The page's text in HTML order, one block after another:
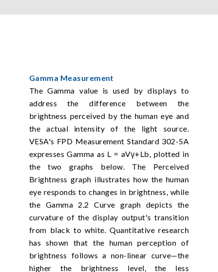
Gamma Measurement
The Gamma value is used by displays to
address the difference between the
brightness perceived by the human eye and
the actual intensity of the light source.
VESA's FPD Measurement Standard 302-5A
expresses Gamma as L = aVγ+Lb, plotted in
the two graphs below. The Perceived
Brightness graph illustrates how the human
eye responds to changes in brightness, while
the Gamma 2.2 Curve graph depicts the
curvature of the display output's transition
from black to white. Quantitative research
has shown that the human perception of
brightness follows a non-linear curve—the
higher the brightness level, the less